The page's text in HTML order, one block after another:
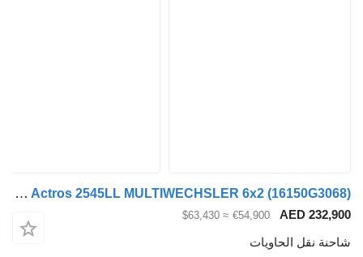
Mercedes-Benz Trucks Actros 2545LL MULTIWECHSLER 6x2
AED
€54,900
≈ $63,430
الحاويات